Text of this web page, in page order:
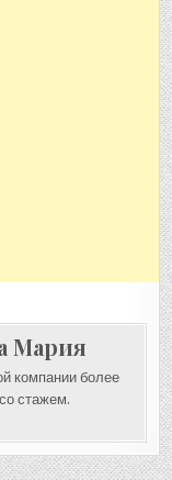
Мария
компании более
стажем.